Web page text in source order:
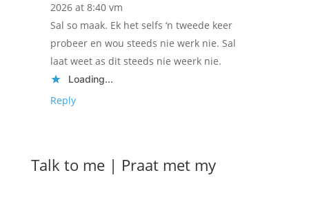
2026 at 8:40 vm
Sal so maak. Ek het selfs ‘n tweede keer
probeer en wou steeds nie werk nie. Sal
laat weet as dit steeds nie weerk nie.
Loading...
Reply
Talk to me | Praat met my